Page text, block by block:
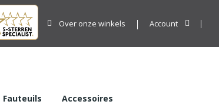
Over onze winkels Account
Fauteuils Accessoires